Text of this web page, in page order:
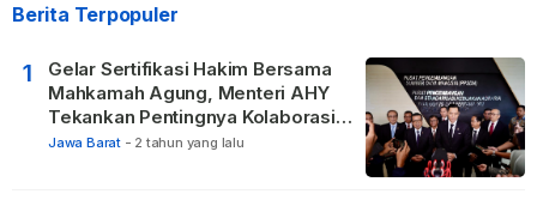
Berita Terpopuler
1
Gelar Sertifikasi Hakim Bersama
Mahkamah Agung, Menteri AHY
Tekankan Pentingnya Kolaborasi
untuk Hadirkan Keadilan bagi
Jawa Barat - 2 tahun yang lalu